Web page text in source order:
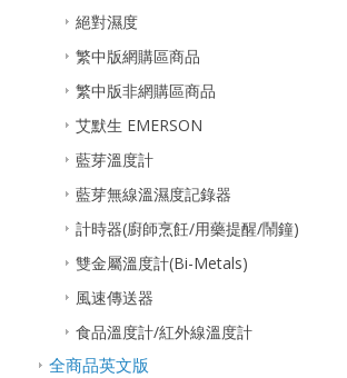
絕對濕度
繁中版網購區商品
繁中版非網購區商品
艾默生 EMERSON
藍芽溫度計
藍芽無線溫濕度記錄器
計時器(廚師烹飪/用藥提醒/鬧鐘)
雙金屬溫度計(Bi-Metals)
風速傳送器
食品溫度計/紅外線溫度計
全商品英文版